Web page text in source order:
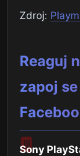
Zdroj:
Reaguj
zapoj
Sony